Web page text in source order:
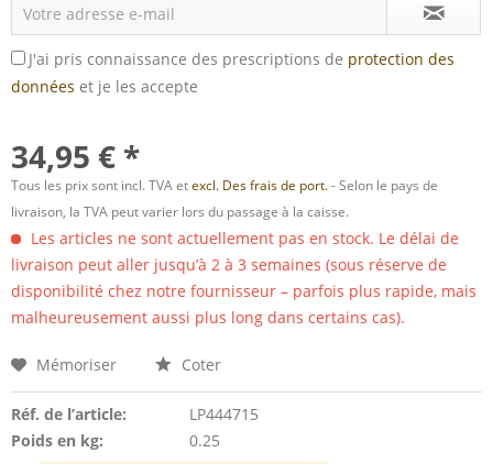
J'ai pris connaissance des prescriptions de protection des
données et je les accepte
34,95 € *
Tous les prix sont incl. TVA etexcl. Des frais de port.- Selon le pays de
livraison, la TVA peut varier lors du passage à la caisse.
Les articles ne sont actuellement pas en stock. Le délai de
livraison peut aller jusqu’à 2 à 3 semaines (sous réserve de
disponibilité chez notre fournisseur – parfois plus rapide, mais
malheureusement aussi plus long dans certains cas).
Mémoriser Coter
Réf. de l’article:
LP444715
Poids en kg:
0.25